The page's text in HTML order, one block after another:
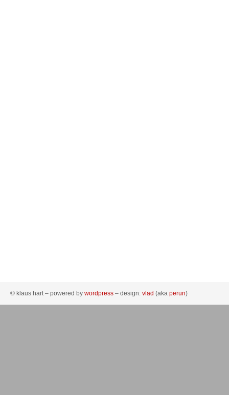
© klaus hart – powered by wordpress – design: vlad (aka perun)